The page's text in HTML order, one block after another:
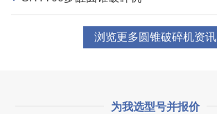
浏览更多圆锥破碎机资讯
为我选型号并报价